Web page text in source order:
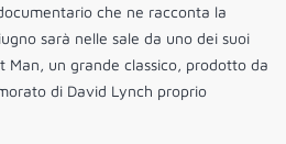
che ne racconta la
sarà nelle sale da uno dei suoi
Man, un grande classico, prodotto da
di David Lynch proprio